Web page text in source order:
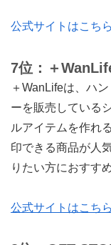
公式サイトはこちら
7位：＋
＋WanLifeは、ハ
ーを販売している
ルアイテムを作れ
印できる商品が人
りたい方におすす
公式サイトはこちら